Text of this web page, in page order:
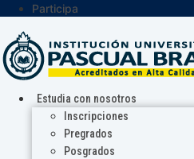
Participa
Estudia con nosotros
Inscripciones
Pregrados
Posgrados